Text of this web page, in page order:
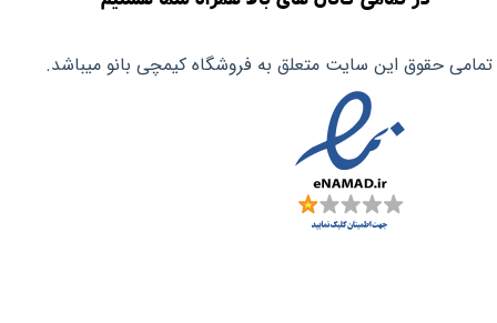
تمامی حقوق این سایت متعلق به فروشگاه کیمچی بانو میباشد.